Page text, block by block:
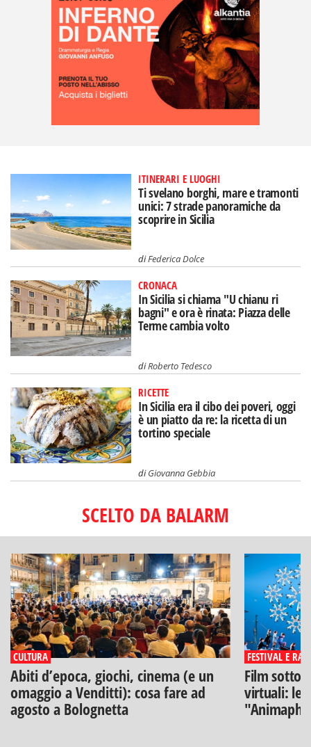
ITINERARI E LUOGHI
Ti svelano borghi, mare e tramonti
unici: 7 strade panoramiche da
scoprire in Sicilia
diFederica Dolce
CRONACA
In Sicilia si chiama "U chianu ri
bagni" e ora è rinata: Piazza delle
Terme cambia volto
diRoberto Tedesco
RICETTE
In Sicilia era il cibo dei poveri, oggi
è un piatto da re: la ricetta di un
tortino speciale
diGiovanna Gebbia
SCELTO DA BALARM
CULTURA
Abiti d’epoca, giochi, cinema (e un
omaggio a Venditti): cosa fare ad
agosto a Bolognetta
FESTIVAL E
Film sotto
virtuali: le